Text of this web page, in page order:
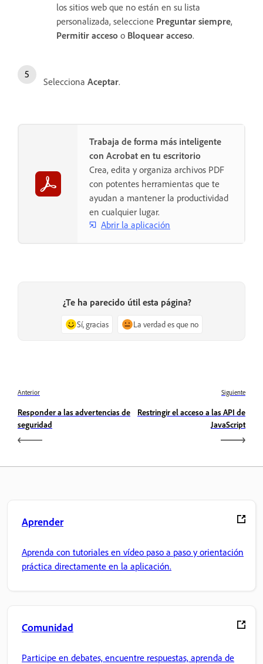
los sitios web que no están en su lista
personalizada, seleccione Preguntar siempre,
Permitir acceso o Bloquear acceso.
Selecciona Aceptar.
Trabaja de forma más inteligente
con Acrobat en tu escritorio
Crea, edita y organiza archivos PDF
con potentes herramientas que te
ayudan a mantener la productividad
en cualquier lugar.
Abrir la aplicación
¿Te ha parecido útil esta página?
Sí, gracias La verdad es que no
Anterior
Responder a las advertencias de
seguridad
Siguiente
Restringir el acceso a las API de
JavaScript
Aprender
Aprenda con tutoriales en vídeo paso a paso y orientación
práctica directamente en la aplicación.
Comunidad
Participe en debates, encuentre respuestas, aprenda de